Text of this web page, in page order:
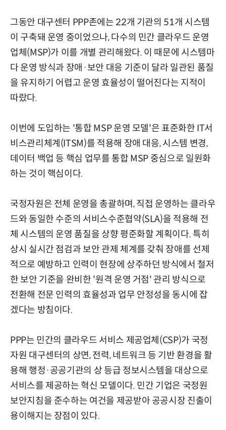
그동안 대구센터 PPP존에는 22개 기관의 51개 시스템
이 구축돼 운영 중이었으나, 다수의 민간 클라우드 운영
업체(MSP)가 이를 개별 관리해왔다. 이 때문에 시스템마
다 운영 방식과 장애·보안 대응 기준이 달라 일관된 품질
을 유지하기 어렵고 운영 효율성이 떨어진다는 지적이
따랐다.
이번에 도입하는 '통합 MSP 운영 모델'은 표준화한 IT서
비스관리체계(ITSM)를 적용해 장애 대응, 시스템 변경,
데이터 백업 등 핵심 업무를 통합 MSP 중심으로 일원화
하는 것이 핵심이다.
국정자원은 전체 운영을 총괄하며, 직접 운영하는 클라우
드와 동일한 수준의 서비스수준협약(SLA)을 적용해 전
체 시스템의 운영 품질을 상향 평준화할 계획이다. 특히
상시 실시간 점검과 보안 관제 체계를 갖춰 장애를 선제
적으로 예방하고 인력이 현장에 상주하던 방식에서 철저
한 보안 기준을 완비한 '원격 운영 거점' 관리 방식으로
전환해 전문 인력의 효율성과 업무 안정성을 동시에 잡
겠다는 방침이다.
PPP는 민간의 클라우드 서비스 제공업체(CSP)가 국정
자원 대구센터의 상면, 전력, 네트워크 등 기반 환경을 활
용해 행정·공공기관의 상 등급 정보시스템을 대상으로
서비스를 제공하는 혁신 모델이다. 민간 기업은 국정원
보안지침을 준수하는 여건을 제공받아 공공시장 진출이
용이해지는 장점이 있다.